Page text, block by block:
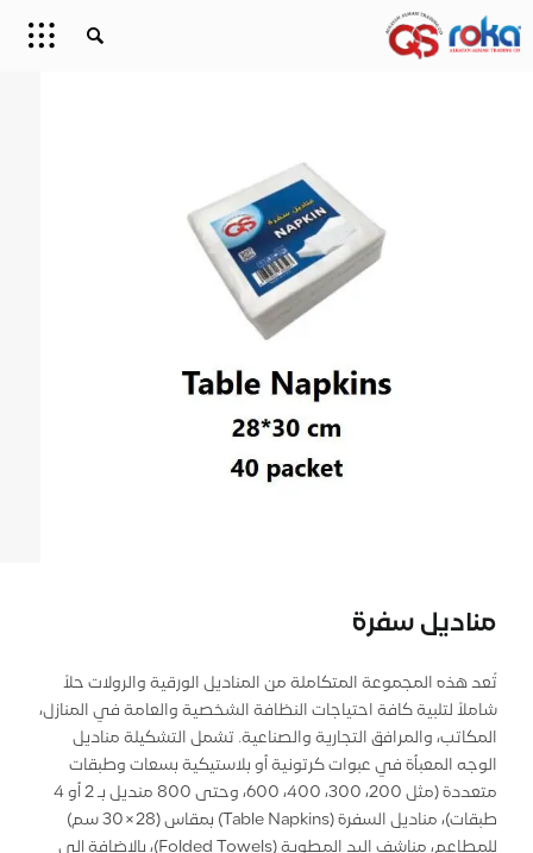
منادیل سفرة
تُعد هذه المجموعة المتكاملة من المناديل الورقية والرولات حلاً
شاملاً لتلبية كافة احتياجات النظافة الشخصية والعامة في المنازل،
المكاتب، والمرافق التجارية والصناعية. تشمل التشكيلة مناديل
الوجه المعبأة في عبوات كرتونية أو بلاستيكية بسعات وطبقات
متعددة (مثل 200، 300، 400، 600، وحتى 800 منديل بـ 2 أو 4
طبقات)، مناديل السفرة (Table Napkins) بمقاس (28×30 سم)
للمطاعم، مناشف اليد المطوية (Folded Towels)، بالإضافة إلى